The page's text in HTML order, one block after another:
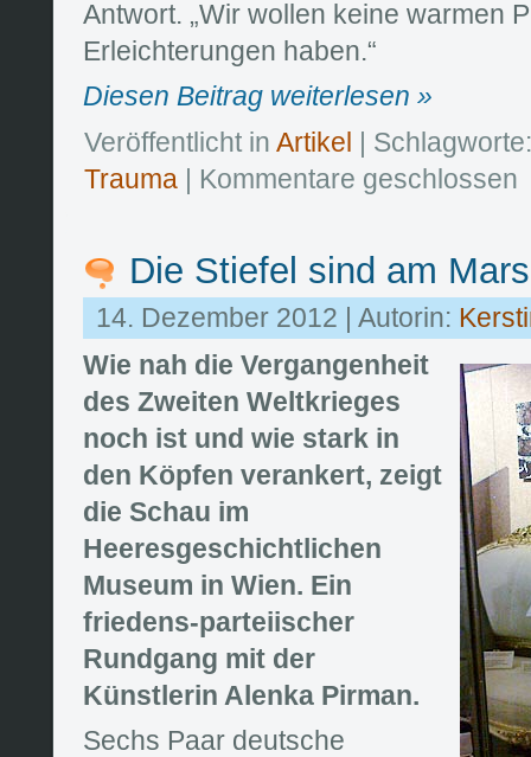
Antwort. „Wir wollen keine warmen
Erleichterungen haben.“
Diesen Beitrag weiterlesen »
Veröffentlicht in Artikel
|
Trauma
Kommentare geschlossen
Die Stiefel sind am
14. Dezember 2012 | Autorin:
Wie nah die Vergangenheit
des Zweiten Weltkrieges
noch ist und wie stark in
den Köpfen verankert, zeigt
die Schau im
Heeresgeschichtlichen
Museum in Wien. Ein
friedens-parteiischer
Rundgang mit der
Künstlerin Alenka Pirman.
Sechs Paar deutsche